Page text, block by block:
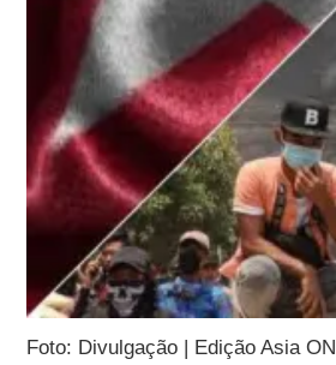
Foto: Divulgação | Edição Asia ON